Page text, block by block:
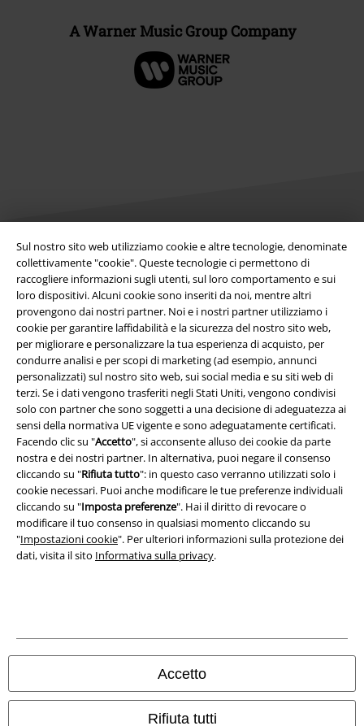
Sul nostro sito web utilizziamo cookie e altre tecnologie, denominate
collettivamente "cookie". Queste tecnologie ci permettono di
raccogliere informazioni sugli utenti, sul loro comportamento e sui
loro dispositivi. Alcuni cookie sono inseriti da noi, mentre altri
provengono dai nostri partner. Noi e i nostri partner utilizziamo i
cookie per garantire laffidabilità e la sicurezza del nostro sito web,
per migliorare e personalizzare la tua esperienza di acquisto, per
condurre analisi e per scopi di marketing (ad esempio, annunci
personalizzati) sul nostro sito web, sui social media e su siti web di
terzi. Se i dati vengono trasferiti negli Stati Uniti, vengono condivisi
solo con partner che sono soggetti a una decisione di adeguatezza ai
sensi della normativa UE vigente e sono adeguatamente certificati.
Facendo clic su "Accetto", si acconsente alluso dei cookie da parte
nostra e dei nostri partner. In alternativa, puoi negare il consenso
cliccando su "Rifiuta tutto": in questo caso verranno utilizzati solo i
cookie necessari. Puoi anche modificare le tue preferenze individuali
cliccando su "Imposta preferenze". Hai il diritto di revocare o
modificare il tuo consenso in qualsiasi momento cliccando su
"Impostazioni cookie". Per ulteriori informazioni sulla protezione dei
dati, visita il sito Informativa sulla privacy.
Accetto
Rifiuta tutti
A Warner Music Group Company
Info legali
Termini & Condizioni
Redazione
Legge sulla Privacy
Smaltimento rifiuti e protezione dell’ambiente
Dichiarazione di Conformità
Informazioni sull'accessibilità
Impostazioni cookie
Esercita Recesso
Gli altri shop EMP nel mondo